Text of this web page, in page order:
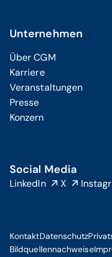
Unternehmen
Über CGM
Karriere
Veranstaltungen
Presse
Konzern
Social Media
LinkedIn X
KontaktDatenschutz
Bildquellennachweise